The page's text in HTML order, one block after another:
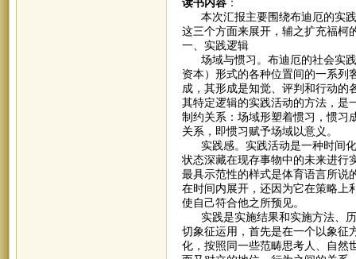
本次汇报主要围绕布迪厄的实践
这三个方面来展开，辅之扩充福柯
一、实践逻辑
场域与惯习。布迪厄的社会实践
资本）形式的各种位置间的一系列
成，其形成是知觉、评判和行动的
其特定逻辑的实践活动的方法，是
制约关系：场域形塑着惯习，惯习
关系，即惯习赋予场域以意义。
实践感。实践活动是一种时间化
状态深藏在现存事物中的未来进行
最具示范性的样式是体育语言所说
在时间内展开，还因为它在策略上
使自己符合他之所预见。
实践是实施结果和实施方法、历
切象征运用，首先是在一个以象征
化，按照同一些范畴思考人、自然